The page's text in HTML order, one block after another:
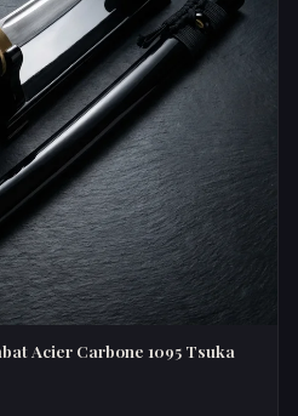
Acier Carbone 1095 Tsuka